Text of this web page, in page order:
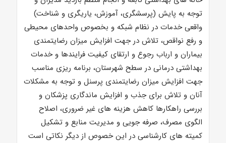
توجه به پایش (پرسشگری، آموزش، یاریگری و شناخت)
واقعی خدمات در نظام شبکه و بخصوص واحدهای محیطی
و رفع نواقص، تلاش در جهت افزایش میزان رضایتمندی
بیماران و ارباب رجوع و ارتقای کیفیت فرایندها و خدمات
بهداشتی درمانی در سطح شهرستان، برنامه ریزی مناسب
جهت افزایش میزان رضایتمندی پرسنل و توجه به مشکلات
آنان و تلاش برای جذب و افزایش ماندگاری پزشکان و
بررسی راهکارها کاهش هزینه های غیر ضروری، اصلاح
الگوی مصرف، صرفه جویی و مدیریت منابع و تشکیل
کمیته های کارشناسی در این خصوص از دیگر نکاتی است